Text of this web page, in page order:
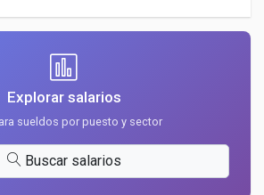
Explorar salarios
sueldos por puesto y sector
Buscar salarios